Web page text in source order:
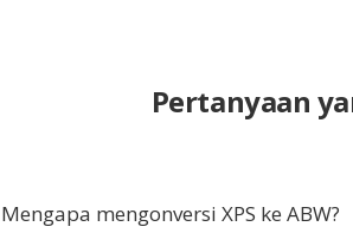
Pertanyaan
Mengapa mengonversi XPS ke ABW?